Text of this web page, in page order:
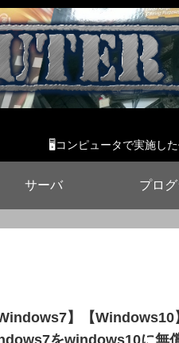
🖥コンピュータで実施し
サーバ プロ
Windows7】【